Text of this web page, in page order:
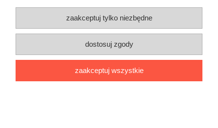
Grandi amici 1 Libro degli esercizi -
zeszyt ćwiczeń
36,91 zł
zaakceptuj tylko niezbędne
dostosuj zgody
zaakceptuj wszystkie